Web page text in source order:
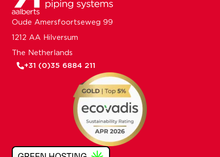
Oude Amersfoortseweg 99
1212 AA Hilversum
The Netherlands
+31 (0)35 6884 211